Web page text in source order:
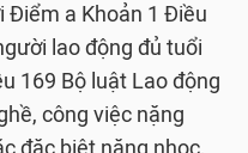
Điểm a Khoản 1 Điều
lao động đủ tuổi
169 Bộ luật Lao động
công việc nặng